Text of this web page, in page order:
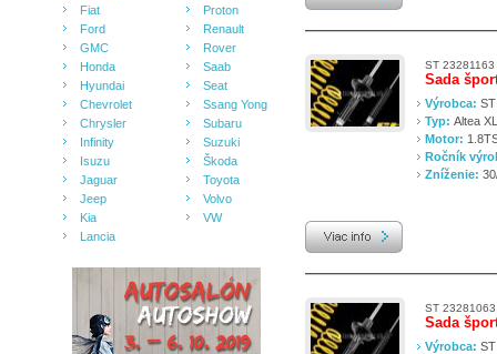
Fiat
Ford
GMC
Honda
Hyundai
Chevrolet
Chrysler
Infinity
Isuzu
Jaguar
Jeep
Kia
Lancia
Proton
Renault
Rover
Saab
Seat
Ssang Yong
Subaru
Suzuki
Škoda
Toyota
Volvo
VW
ST 23281163
Sada
Výrobca:
Typ: Altea
Motor:
Ročník
Zníženie:
ST 23281063
Sada
Výrobca: